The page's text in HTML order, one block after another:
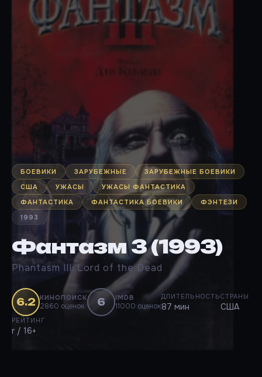
БОЕВИКИ ЗАРУБЕЖНЫЕ
ЗАРУБЕЖНЫЕ БОЕВИКИ
США
УЖАСЫ
УЖАСЫ ФАНТАСТИКА
ФАНТАСТИКА
ФАНТАСТИКА БОЕВИКИ
ФЭНТЕЗИ
1993
Фантазм 3 (1993)
Phantasm III: Lord of the Dead
6.2 КИНОПОИСК
2860 оценок 6 IMDB
11000 оценок
ДЛИТЕЛЬНОСТЬ
87 мин
СТРАНЫ
США
РЕЙТИНГ
r / 16+